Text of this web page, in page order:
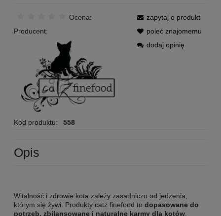
Ocena:
Producent:
Kod produktu: 558
zapytaj o produkt
poleć znajomemu
dodaj opinię
Opis
Witalność i zdrowie kota zależy zasadniczo od jedzenia,
którym się żywi. Produkty catz finefood to dopasowane do
potrzeb, zbilansowane i naturalne karmy dla kotów